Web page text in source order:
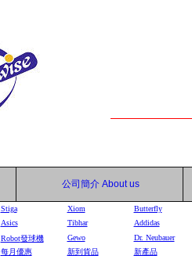
公司簡介 About us
Stiga Xiom Butterfly
Asics Tibhar Addidas
Robot發球機 Gewo Dr. Neubauer
每月優惠 新到貨品 新產品